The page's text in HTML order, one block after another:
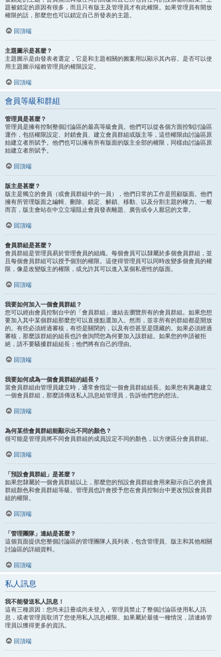
題被鎖定的原因有很多，而且只有版主及管理員才有此權限。如果管理員有開放
權限的話，那麼您也可以鎖定自己所發表的主題。
回頂端
主題圖示是甚麼？
主題圖示是由發表者選定，它是和主題相關的圖案用以顯示其內容。是否可以使
用主題圖示端賴管理員的權限設定。
回頂端
會員等級和群組
管理員是甚麼？
管理員是擁有控制整個討論區的最高等級會員。他們可以從各個方面控制討論區
運作，包括權限設定、封鎖會員、建立會員群組或版主等，這些權限由討論區原
始建立者所賦予。他們也可以擁有所有版面的版主全部的權限，同樣由討論區原
始建立者所賦予。
回頂端
版主是甚麼？
版主是獨立的會員（或會員群組中的一員），他們日常的工作是照顧版面。他們
擁有所管理版面之編輯、刪除、鎖定、解鎖、移動、以及分割主題的權力。一般
而言，版主會站在中立立場阻止會員發表離題、廣告或令人厭惡的文章。
回頂端
會員群組是甚麼？
會員群組是管理員易於管理會員的組織。每個會員可以隸屬於多個會員群組，並
且每個會員群組可以授予個別的權限。這使得管理員可以同時改變多個會員的權
限，像是改變版主的權限，或允許其可以進入某個私密性的版面。
回頂端
我要如何加入一個會員群組？
您可以經由會員控制台中的「會員群組」連結去瀏覽所有的會員群組。如果您想
要加入其中某個群組那麼您可以直接點選加入。然而，並非所有的群組都是開放
的。有些必須經過審核，有些是關閉的，以及有些甚至是隱藏的。如果必須經過
審核，那麼該群組的組長也許會詢問您為何要加入該群組。如果您的申請被拒
絕，請不要騷擾群組組長；他們將有自己的理由。
回頂端
我要如何成為一個會員群組的組長？
當會員群組由管理員建立時，通常會指定一個會員群組組長。如果您有興趣建立
一個會員群組，那麼請傳送私人訊息給管理員，告訴他們您的想法。
回頂端
為何某些會員群組能顯示出不同的顏色？
很可能是管理員將不同會員群組的成員設定不同的顏色，以方便區分會員群組。
回頂端
「預設會員群組」是甚麼？
如果您隸屬於一個會員群組以上，那麼您的預設會員群組會用來顯示自己的會員
群組顏色和會員群組等級。管理員也許會授予您在會員控制台中更改預設會員群
組的權限。
回頂端
「管理團隊」連結是甚麼？
這個頁面提供您整個討論區的管理團隊人員列表，包含管理員、版主和其他相關
討論區的詳細資料。
回頂端
私人訊息
我不能發送私人訊息！
這有三種原因：您尚未註冊或尚未登入，管理員禁止了整個討論區使用私人訊
息，或者管理員取消了您使用私人訊息權限。如果屬於最後一種情況，請連絡管
理員以獲得更多的資訊。
回頂端